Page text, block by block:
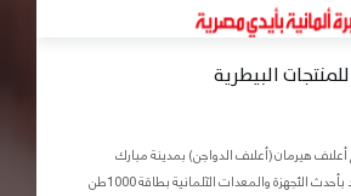
البيطرية
هيرمان (أعلاف الدواجن) بمدينة مبارك
الصناعية بقويسنا مزود بأحدث الأجهزة والمعدات الآلمانية بطاقة 1000طن